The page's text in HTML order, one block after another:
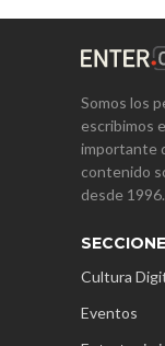
Somos los
escribimos
importante
contenido
desde 1996.
Cultura
Eventos